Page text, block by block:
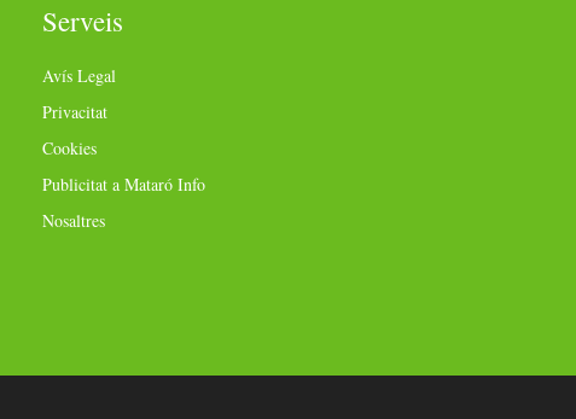
Serveis
Avís Legal
Privacitat
Cookies
Publicitat a Mataró Info
Nosaltres